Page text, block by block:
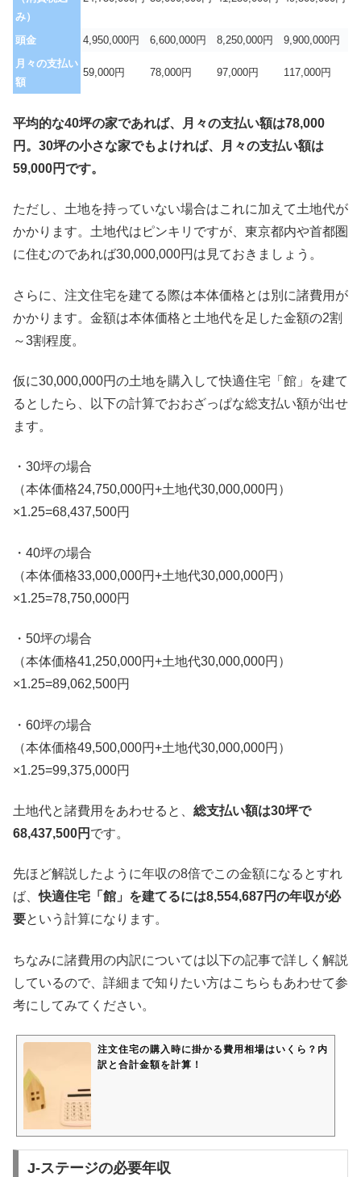
み）
頭金 4,950,000円 6,600,000円 8,250,000円
9,900,000円
月々の支払い
額
59,000円 78,000円 97,000円 117,000円
平均的な40坪の家であれば、月々の支払い額は78,000
円。30坪の小さな家でもよければ、月々の支払い額は
59,000円です。
ただし、土地を持っていない場合はこれに加えて土地代が
かかります。土地代はピンキリですが、東京都内や首都圏
に住むのであれば30,000,000円は見ておきましょう。
さらに、注文住宅を建てる際は本体価格とは別に諸費用が
かかります。金額は本体価格と土地代を足した金額の2割
～3割程度。
仮に30,000,000円の土地を購入して快適住宅「館」を建て
るとしたら、以下の計算でおおざっぱな総支払い額が出せ
ます。
・30坪の場合
（本体価格24,750,000円+土地代30,000,000円）
×1.25=68,437,500円
・40坪の場合
（本体価格33,000,000円+土地代30,000,000円）
×1.25=78,750,000円
・50坪の場合
（本体価格41,250,000円+土地代30,000,000円）
×1.25=89,062,500円
・60坪の場合
（本体価格49,500,000円+土地代30,000,000円）
×1.25=99,375,000円
土地代と諸費用をあわせると、 総支払い額は30坪で
68,437,500円 です。
先ほど解説したように年収の8倍でこの金額になるとすれ
ば、快適住宅「館」を建てるには8,554,687円の年収が必
要という計算になります。
ちなみに諸費用の内訳については以下の記事で詳しく解説
しているので、詳細まで知りたい方はこちらもあわせて参
考にしてみてください。
注文住宅の購入時に掛かる費用相場はいくら？内
訳と合計金額を計算！
J-ステージの必要年収